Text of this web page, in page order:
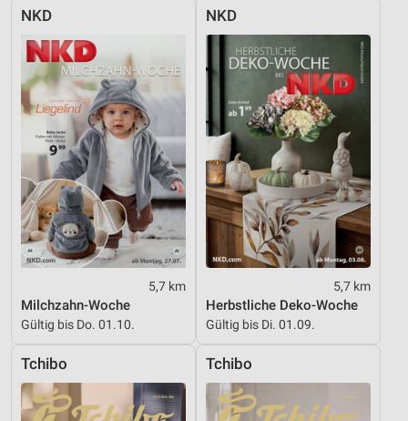
NKD
5,7 km
Milchzahn-Woche
Gültig bis Do. 01.10.
NKD
5,7 km
Herbstliche Deko-Woche
Gültig bis Di. 01.09.
Tchibo Tchibo